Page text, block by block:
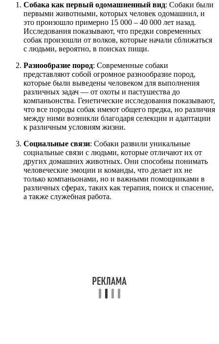
Собака как первый одомашненный вид: Собаки были
первыми животными, которых человек одомашнил, и
это произошло примерно 15 000 – 40 000 лет назад.
Исследования показывают, что предки современных
собак произошли от волков, которые начали сближаться
с людьми, вероятно, в поисках пищи.
Разнообразие пород: Современные собаки
представляют собой огромное разнообразие пород,
которые были выведены человеком для выполнения
различных задач — от охоты и пастушества до
компаньонства. Генетические исследования показывают,
что все породы собак имеют общего предка, но различия
между ними возникли благодаря селекции и адаптации
к различным условиям жизни.
Социальные связи: Собаки развили уникальные
социальные связи с людьми, которые отличают их от
других домашних животных. Они способны понимать
человеческие эмоции и команды, что делает их не
только компаньонами, но и важными помощниками в
различных сферах, таких как терапия, поиск и спасение,
а также служебная работа.